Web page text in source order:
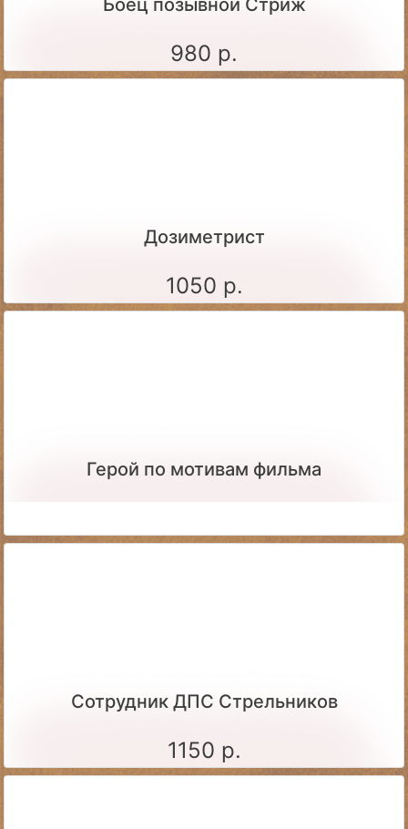
980 р.
Дозиметрист
1050 р.
Герой по мотивам фильма
Сотрудник ДПС Стрельников
1150 р.